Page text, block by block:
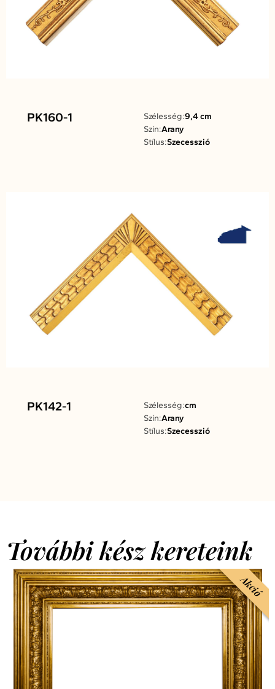
PK160-1 Szélesség:9,4 cm
Szín:Arany
Stílus:Szecesszió
PK142-1 Szélesség:cm
Szín:Arany
Stílus:Szecesszió
További kész kereteink
Akció